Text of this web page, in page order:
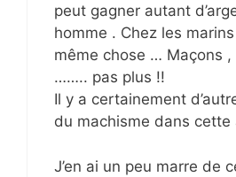
peut gagner autant
homme . Chez les
même chose … Maçons ,
…….. pas plus !!
Il y a certainement
du machisme dans cette
J’en ai un peu marre de